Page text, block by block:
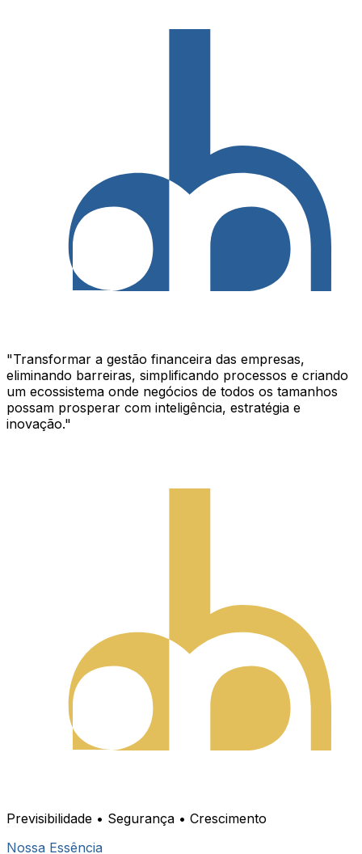
"Transformar a gestão financeira das empresas,
eliminando barreiras, simplificando processos e criando
um ecossistema onde negócios de todos os tamanhos
possam prosperar com inteligência, estratégia e
inovação."
Previsibilidade • Segurança • Crescimento
Nossa Essência